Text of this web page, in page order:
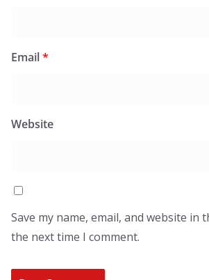
Email*
Website
Save my name, email, and website in
the next time I comment.